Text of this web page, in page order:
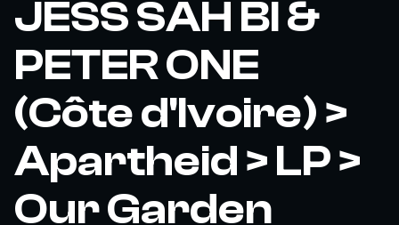
JESS SAH BI &
PETER ONE
(Côte d'Ivoire) >
Apartheid > LP >
Our Garden